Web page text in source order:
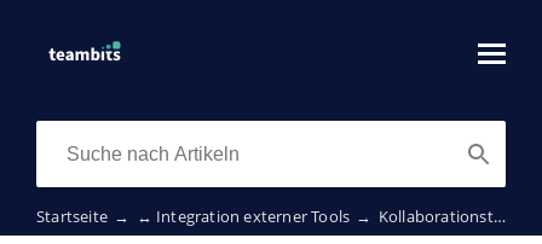
Startseite → ↔️ Integration externer Tools → Kollaborationstools